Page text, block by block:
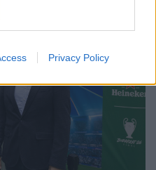
Privacy Policy